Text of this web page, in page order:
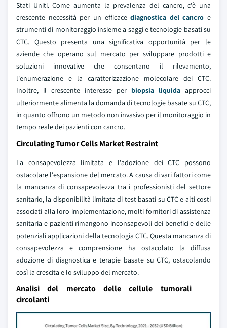
Stati Uniti. Come aumenta la prevalenza del cancro, c'è una
crescente necessità per un efficacediagnostica del cancro e
strumenti di monitoraggio insieme a saggi e tecnologie basati su
CTC. Questo presenta una significativa opportunità per le
aziende che operano sul mercato per sviluppare prodotti e
soluzioni innovative che consentano il rilevamento,
l'enumerazione e la caratterizzazione molecolare dei CTC.
Inoltre, il crescente interesse per biopsia liquida approcci
ulteriormente alimenta la domanda di tecnologie basate su CTC,
in quanto offrono un metodo non invasivo per il monitoraggio in
tempo reale dei pazienti con cancro.
Circulating Tumor Cells Market Restraint
La consapevolezza limitata e l'adozione dei CTC possono
ostacolare l'espansione del mercato. A causa di vari fattori come
la mancanza di consapevolezza tra i professionisti del settore
sanitario, la disponibilità limitata di test basati su CTC e alti costi
associati alla loro implementazione, molti fornitori di assistenza
sanitaria e pazienti rimangono inconsapevoli dei benefici e delle
potenziali applicazioni della tecnologia CTC. Questa mancanza di
consapevolezza e comprensione ha ostacolato la diffusa
adozione di diagnostica e terapie basate su CTC, ostacolando
così la crescita e lo sviluppo del mercato.
Analisi del mercato delle cellule tumorali
circolanti